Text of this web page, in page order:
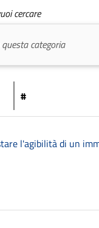
cercare
#
l'agibilità di un